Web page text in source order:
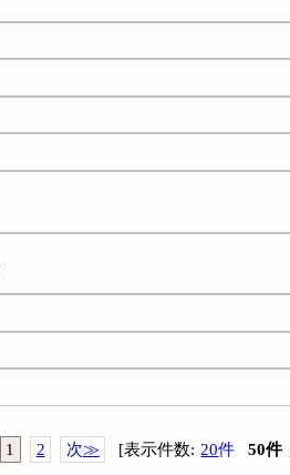
1 2 次≫ [表示件数: 20件 50件